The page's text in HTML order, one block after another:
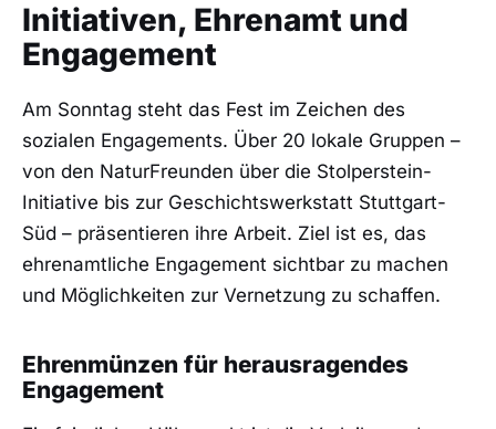
Initiativen, Ehrenamt und
Engagement
Am Sonntag steht das Fest im Zeichen des
sozialen Engagements. Über 20 lokale Gruppen –
von den NaturFreunden über die Stolperstein-
Initiative bis zur Geschichtswerkstatt Stuttgart-
Süd – präsentieren ihre Arbeit. Ziel ist es, das
ehrenamtliche Engagement sichtbar zu machen
und Möglichkeiten zur Vernetzung zu schaffen.
Ehrenmünzen für herausragendes
Engagement